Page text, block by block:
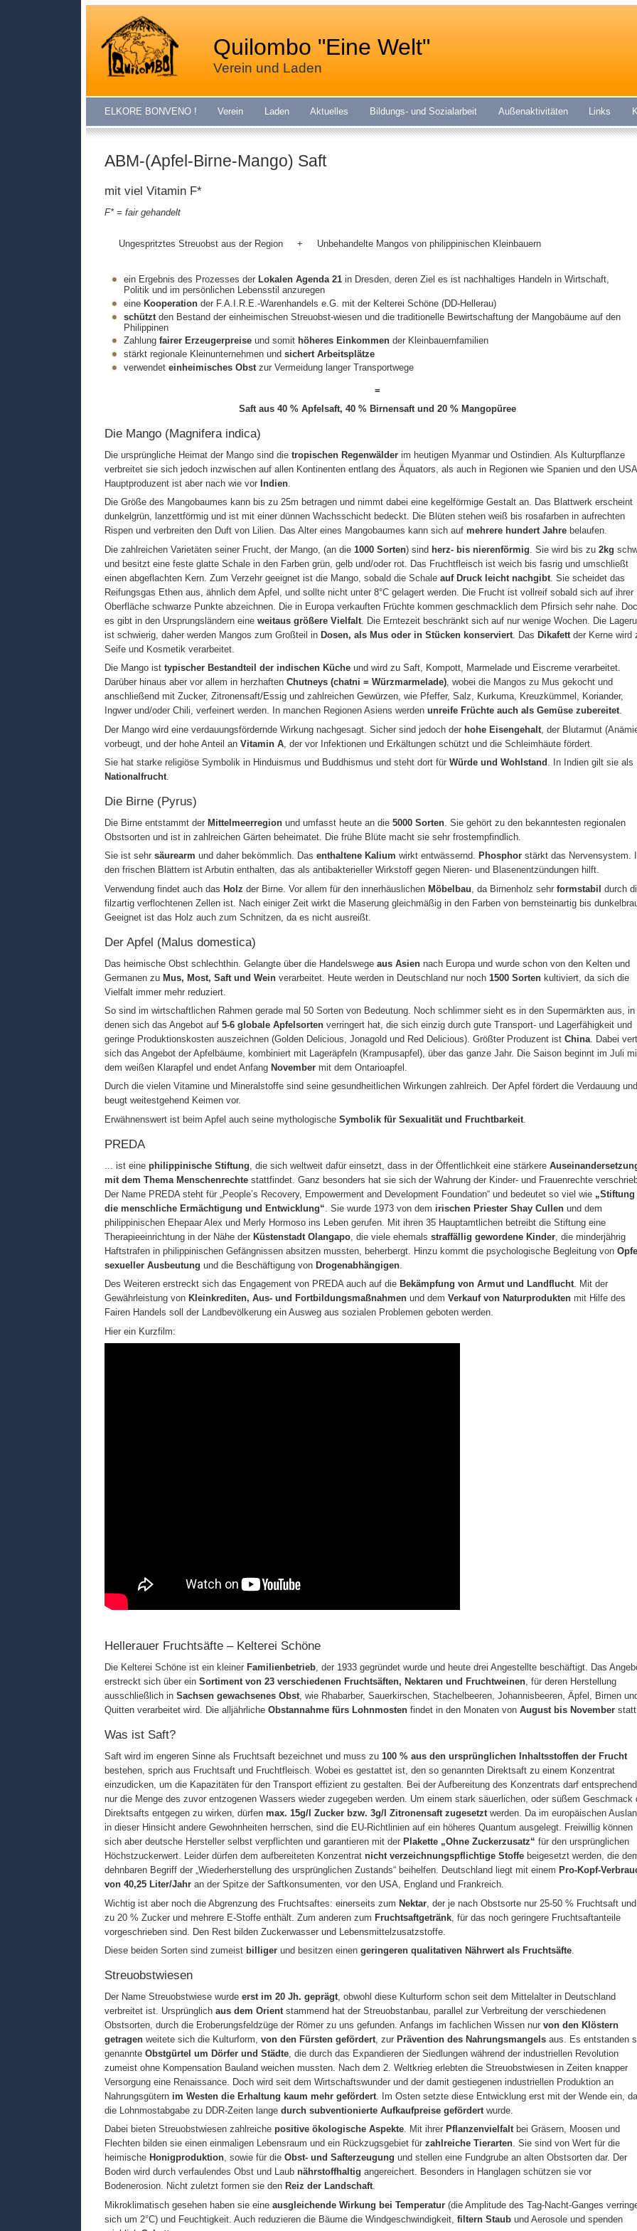
Quilombo "Eine Welt"
Verein und Laden
ELKORE BONVENO ! Verein Laden Aktuelles Bildungs- und Sozialarbeit Außenaktivitäten Links
ABM-(Apfel-Birne-Mango) Saft
mit viel Vitamin F*
F* = fair gehandelt
Ungespritztes Streuobst aus der Region + Unbehandelte Mangos von philippinischen Kleinbauern
ein Ergebnis des Prozesses der Lokalen Agenda 21 in Dresden, deren Ziel es ist nachhaltiges Handeln in Wirtschaft,
Politik und im persönlichen Lebensstil anzuregen
eine Kooperationder F.A.I.R.E.-Warenhandels e.G. mit der Kelterei Schöne (DD-Hellerau)
schütztden Bestand der einheimischen Streuobst-wiesen und die traditionelle Bewirtschaftung der Mangobäume auf den
Philippinen
Zahlungfairer Erzeugerpreise und somit höheres Einkommen der Kleinbauernfamilien
stärkt regionale Kleinunternehmen undsichert Arbeitsplätze
verwendeteinheimisches Obstzur Vermeidung langer Transportwege
=
Saft aus 40 % Apfelsaft, 40 % Birnensaft und 20 % Mangopüree
Die Mango (Magnifera indica)
Die ursprüngliche Heimat der Mango sind die tropischen Regenwälderim heutigen Myanmar und Ostindien. Als Kulturpflanze
verbreitet sie sich jedoch inzwischen auf allen Kontinenten entlang des Äquators, als auch in Regionen wie Spanien und den
Hauptproduzent ist aber nach wie vor Indien.
Die Größe des Mangobaumes kann bis zu 25m betragen und nimmt dabei eine kegelförmige Gestalt an. Das Blattwerk erscheint
dunkelgrün, lanzettförmig und ist mit einer dünnen Wachsschicht bedeckt. Die Blüten stehen weiß bis rosafarben in aufrechten
Rispen und verbreiten den Duft von Lilien. Das Alter eines Mangobaumes kann sich auf mehrere hundert Jahrebelaufen.
Die zahlreichen Varietäten seiner Frucht, der Mango, (an die 1000 Sorten) sind herz- bis nierenförmig . Sie wird bis zu 2kg
und besitzt eine feste glatte Schale in den Farben grün, gelb und/oder rot. Das Fruchtfleisch ist weich bis fasrig und umschließt
einen abgeflachten Kern. Zum Verzehr geeignet ist die Mango, sobald die Schale auf Druck leicht nachgibt. Sie scheidet das
Reifungsgas Ethen aus, ähnlich dem Apfel, und sollte nicht unter 8°C gelagert werden. Die Frucht ist vollreif sobald sich auf ihrer
Oberfläche schwarze Punkte abzeichnen. Die in Europa verkauften Früchte kommen geschmacklich dem Pfirsich sehr nahe.
es gibt in den Ursprungsländern eine weitaus größere Vielfalt. Die Erntezeit beschränkt sich auf nur wenige Wochen. Die
ist schwierig, daher werden Mangos zum Großteil in Dosen, als Mus oder in Stücken konserviert. Das Dikafettder Kerne wird
Seife und Kosmetik verarbeitet.
Die Mango ist typischer Bestandteil der indischen Kücheund wird zu Saft, Kompott, Marmelade und Eiscreme verarbeitet.
Darüber hinaus aber vor allem in herzhaften Chutneys (chatni = Würzmarmelade), wobei die Mangos zu Mus gekocht und
anschließend mit Zucker, Zitronensaft/Essig und zahlreichen Gewürzen, wie Pfeffer, Salz, Kurkuma, Kreuzkümmel, Koriander,
Ingwer und/oder Chili, verfeinert werden. In manchen Regionen Asiens werden unreife Früchte auch als Gemüse zubereitet.
Der Mango wird eine verdauungsfördernde Wirkung nachgesagt. Sicher sind jedoch der hohe Eisengehalt, der Blutarmut
vorbeugt, und der hohe Anteil an Vitamin A, der vor Infektionen und Erkältungen schützt und die Schleimhäute fördert.
Sie hat starke religiöse Symbolik in Hinduismus und Buddhismus und steht dort für Würde und Wohlstand . In Indien gilt sie als
Nationalfrucht.
Die Birne (Pyrus)
Die Birne entstammt der Mittelmeerregion und umfasst heute an die 5000 Sorten. Sie gehört zu den bekanntesten regionalen
Obstsorten und ist in zahlreichen Gärten beheimatet. Die frühe Blüte macht sie sehr frostempfindlich.
Sie ist sehr säurearm und daher bekömmlich. Das enthaltene Kalium wirkt entwässernd. Phosphorstärkt das Nervensystem.
den frischen Blättern ist Arbutin enthalten, das als antibakterieller Wirkstoff gegen Nieren- und Blasenentzündungen hilft.
Verwendung findet auch das Holz der Birne. Vor allem für den innerhäuslichen Möbelbau , da Birnenholz sehr formstabil durch
filzartig verflochtenen Zellen ist. Nach einiger Zeit wirkt die Maserung gleichmäßig in den Farben von bernsteinartig bis
Geeignet ist das Holz auch zum Schnitzen, da es nicht ausreißt.
Der Apfel (Malus domestica)
Das heimische Obst schlechthin. Gelangte über die Handelswege aus Asiennach Europa und wurde schon von den Kelten und
Germanen zu Mus, Most, Saft und Weinverarbeitet. Heute werden in Deutschland nur noch 1500 Sorten kultiviert, da sich die
Vielfalt immer mehr reduziert.
So sind im wirtschaftlichen Rahmen gerade mal 50 Sorten von Bedeutung. Noch schlimmer sieht es in den Supermärkten aus, in
denen sich das Angebot auf 5-6 globale Apfelsortenverringert hat, die sich einzig durch gute Transport- und Lagerfähigkeit und
geringe Produktionskosten auszeichnen (Golden Delicious, Jonagold und Red Delicious). Größter Produzent ist China. Dabei
sich das Angebot der Apfelbäume, kombiniert mit Lageräpfeln (Krampusapfel), über das ganze Jahr. Die Saison beginnt im Juli
dem weißen Klarapfel und endet Anfang November mit dem Ontarioapfel.
Durch die vielen Vitamine und Mineralstoffe sind seine gesundheitlichen Wirkungen zahlreich. Der Apfel fördert die Verdauung und
beugt weitestgehend Keimen vor.
Erwähnenswert ist beim Apfel auch seine mythologische Symbolik für Sexualität und Fruchtbarkeit.
PREDA
... ist eine philippinische Stiftung , die sich weltweit dafür einsetzt, dass in der Öffentlichkeit eine stärkere
mit dem Thema Menschenrechtestattfindet. Ganz besonders hat sie sich der Wahrung der Kinder- und Frauenrechte
Der Name PREDA steht für „People’s Recovery, Empowerment and Development Foundation“ und bedeutet so viel wie „Stiftung
die menschliche Ermächtigung und Entwicklung“ . Sie wurde 1973 von dem irischen Priester Shay Cullenund dem
philippinischen Ehepaar Alex und Merly Hormoso ins Leben gerufen. Mit ihren 35 Hauptamtlichen betreibt die Stiftung eine
Therapieeinrichtung in der Nähe der Küstenstadt Olangapo, die viele ehemals straffällig gewordene Kinder, die minderjährig
Haftstrafen in philippinischen Gefängnissen absitzen mussten, beherbergt. Hinzu kommt die psychologische Begleitung von
sexueller Ausbeutung und die Beschäftigung von Drogenabhängigen.
Des Weiteren erstreckt sich das Engagement von PREDA auch auf die Bekämpfung von Armut und Landflucht. Mit der
Gewährleistung von Kleinkrediten, Aus- und Fortbildungsmaßnahmenund dem Verkauf von Naturproduktenmit Hilfe des
Fairen Handels soll der Landbevölkerung ein Ausweg aus sozialen Problemen geboten werden.
Hier ein Kurzfilm:
Hellerauer Fruchtsäfte – Kelterei Schöne
Die Kelterei Schöne ist ein kleiner Familienbetrieb, der 1933 gegründet wurde und heute drei Angestellte beschäftigt. Das
erstreckt sich über ein Sortiment von 23 verschiedenen Fruchtsäften, Nektaren und Fruchtweinen, für deren Herstellung
ausschließlich in Sachsen gewachsenes Obst, wie Rhabarber, Sauerkirschen, Stachelbeeren, Johannisbeeren, Äpfel, Birnen
Quitten verarbeitet wird. Die alljährliche Obstannahme fürs Lohnmostenfindet in den Monaten von August bis November
Was ist Saft?
Saft wird im engeren Sinne als Fruchtsaft bezeichnet und muss zu 100 % aus den ursprünglichen Inhaltsstoffen der Frucht
bestehen, sprich aus Fruchtsaft und Fruchtfleisch. Wobei es gestattet ist, den so genannten Direktsaft zu einem Konzentrat
einzudicken, um die Kapazitäten für den Transport effizient zu gestalten. Bei der Aufbereitung des Konzentrats darf entsprechend
nur die Menge des zuvor entzogenen Wassers wieder zugegeben werden. Um einem stark säuerlichen, oder süßem Geschmack
Direktsafts entgegen zu wirken, dürfen max. 15g/l Zucker bzw. 3g/l Zitronensaft zugesetztwerden. Da im europäischen
in dieser Hinsicht andere Gewohnheiten herrschen, sind die EU-Richtlinien auf ein höheres Quantum ausgelegt. Freiwillig können
sich aber deutsche Hersteller selbst verpflichten und garantieren mit der Plakette „Ohne Zuckerzusatz“ für den ursprünglichen
Höchstzuckerwert. Leider dürfen dem aufbereiteten Konzentrat nicht verzeichnungspflichtige Stoffebeigesetzt werden, die
dehnbaren Begriff der „Wiederherstellung des ursprünglichen Zustands“ beihelfen. Deutschland liegt mit einem Pro-Kopf-
von 40,25 Liter/Jahran der Spitze der Saftkonsumenten, vor den USA, England und Frankreich.
Wichtig ist aber noch die Abgrenzung des Fruchtsaftes: einerseits zum Nektar, der je nach Obstsorte nur 25-50 % Fruchtsaft
zu 20 % Zucker und mehrere E-Stoffe enthält. Zum anderen zum Fruchtsaftgetränk, für das noch geringere Fruchtsaftanteile
vorgeschrieben sind. Den Rest bilden Zuckerwasser und Lebensmittelzusatzstoffe.
Diese beiden Sorten sind zumeist billiger und besitzen einen geringeren qualitativen Nährwert als Fruchtsäfte.
Streuobstwiesen
Der Name Streuobstwiese wurde erst im 20 Jh. geprägt, obwohl diese Kulturform schon seit dem Mittelalter in Deutschland
verbreitet ist. Ursprünglich aus dem Orientstammend hat der Streuobstanbau, parallel zur Verbreitung der verschiedenen
Obstsorten, durch die Eroberungsfeldzüge der Römer zu uns gefunden. Anfangs im fachlichen Wissen nur von den Klöstern
getragenweitete sich die Kulturform, von den Fürsten gefördert, zur Prävention des Nahrungsmangelsaus. Es entstanden
genannte Obstgürtel um Dörfer und Städte, die durch das Expandieren der Siedlungen während der industriellen Revolution
zumeist ohne Kompensation Bauland weichen mussten. Nach dem 2. Weltkrieg erlebten die Streuobstwiesen in Zeiten knapper
Versorgung eine Renaissance. Doch wird seit dem Wirtschaftswunder und der damit gestiegenen industriellen Produktion an
Nahrungsgütern im Westen die Erhaltung kaum mehr gefördert. Im Osten setzte diese Entwicklung erst mit der Wende ein, da
die Lohnmostabgabe zu DDR-Zeiten lange durch subventionierte Aufkaufpreise gefördertwurde.
Dabei bieten Streuobstwiesen zahlreiche positive ökologische Aspekte. Mit ihrer Pflanzenvielfalt bei Gräsern, Moosen und
Flechten bilden sie einen einmaligen Lebensraum und ein Rückzugsgebiet für zahlreiche Tierarten. Sie sind von Wert für die
heimische Honigproduktion, sowie für die Obst- und Safterzeugung und stellen eine Fundgrube an alten Obstsorten dar. Der
Boden wird durch verfaulendes Obst und Laub nährstoffhaltig angereichert. Besonders in Hanglagen schützen sie vor
Bodenerosion. Nicht zuletzt formen sie den Reiz der Landschaft.
Mikroklimatisch gesehen haben sie eine ausgleichende Wirkung bei Temperatur(die Amplitude des Tag-Nacht-Ganges
sich um 2°C) und Feuchtigkeit. Auch reduzieren die Bäume die Windgeschwindigkeit, filtern Staubund Aerosole und spenden